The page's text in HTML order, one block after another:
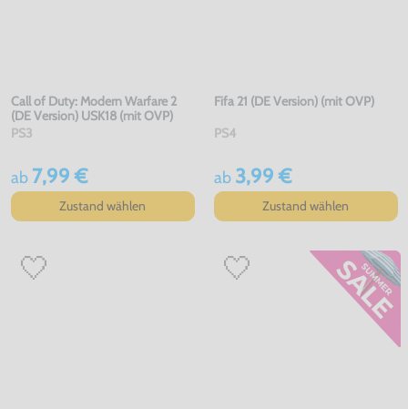
Call of Duty: Modern Warfare 2
(DE Version) USK18 (mit OVP)
PS3
ab 7,99 €
Zustand wählen
Fifa 21 (DE Version) (mit OVP)
PS4
ab 3,99 €
Zustand wählen